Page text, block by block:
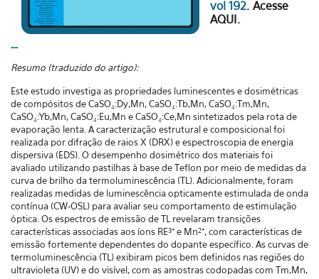
vol 192. Acesse
AQUI.
--
Resumo (traduzido do artigo):
Este estudo investiga as propriedades luminescentes e dosimétricas
de compósitos de CaSO₄:Dy,Mn, CaSO₄:Tb,Mn, CaSO₄:Tm,Mn,
CaSO₄:Yb,Mn, CaSO₄:Eu,Mn e CaSO₄:Ce,Mn sintetizados pela rota de
evaporação lenta. A caracterização estrutural e composicional foi
realizada por difração de raios X (DRX) e espectroscopia de energia
dispersiva (EDS). O desempenho dosimétrico dos materiais foi
avaliado utilizando pastilhas à base de Teflon por meio de medidas da
curva de brilho da termoluminescência (TL). Adicionalmente, foram
realizadas medidas de luminescência opticamente estimulada de onda
contínua (CW-OSL) para avaliar seu comportamento de estimulação
óptica. Os espectros de emissão de TL revelaram transições
características associadas aos íons RE³⁺ e Mn²⁺, com características de
emissão fortemente dependentes do dopante específico. As curvas de
termoluminescência (TL) exibiram picos bem definidos nas regiões do
ultravioleta (UV) e do visível, com as amostras codopadas com Tm,Mn,